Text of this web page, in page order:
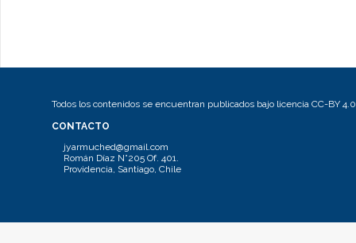
Todos los contenidos se encuentran publicados bajo licencia CC-BY 4.0
CONTACTO
jyarmuched@gmail.com
Román Díaz N°205 Of. 401.
Providencia, Santiago, Chile